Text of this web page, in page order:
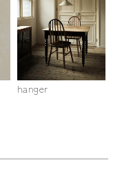
hanger